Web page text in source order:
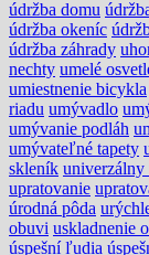
údržba domu
údržba okeníc
údržba záhrady
nechty umelé
umiestnenie bicykla
riadu umývadlo
umývanie podláh
umývateľné tapety
skleník univerzálny
upratovanie
úrodná pôda
obuvi uskladnenie
úspešní ľudia